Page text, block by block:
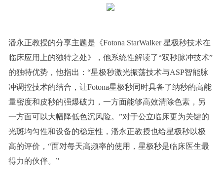
潘永正教授的分享主题是《Fotona StarWalker 星极秒技术在
临床应用上的独特之处》，他系统性解读了“双秒脉冲技术”
的独特优势，他指出：“星极秒激光振荡技术与ASP智能脉
冲调控技术的结合，让Fotona星极秒同时具备了纳秒的高能
量密度和皮秒的强爆破力，一方面能够高效清除色素，另
一方面可以大幅降低色沉风险。”对于公立临床更为关键的
光斑均匀性和设备的稳定性，潘永正教授也给星极秒以极
高的评价，“面对每天高频率的使用，星极秒是临床医生最
得力的伙伴。”